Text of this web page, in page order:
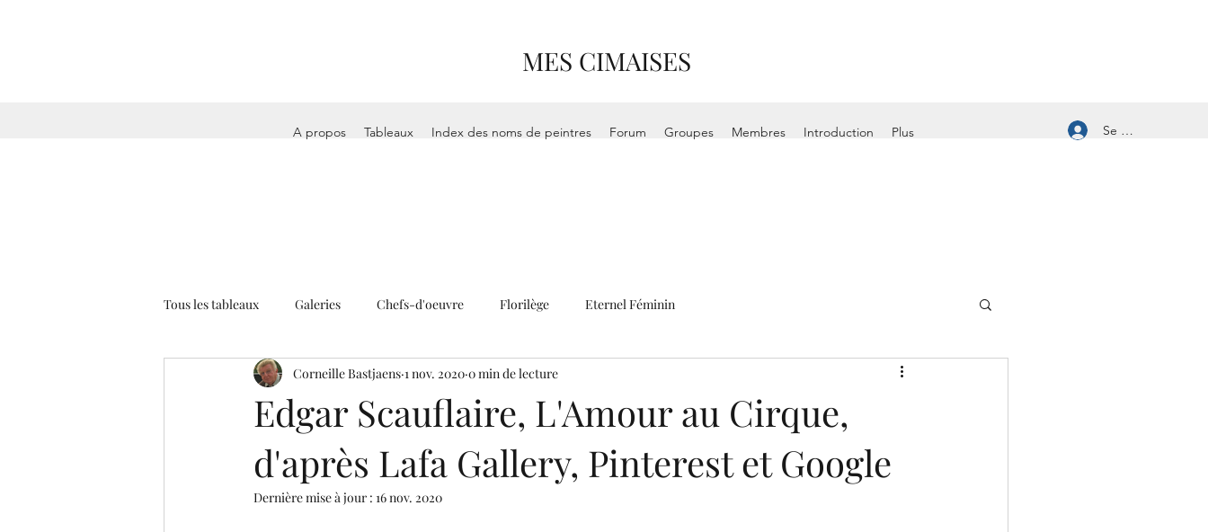
MES CIMAISES
A propos Tableaux Index des noms de peintres Forum Groupes Membres Introduction Plus Se connecter
Tous les tableaux Galeries Chefs-d'oeuvre Florilège Eternel Féminin
Edgar Scauflaire, L'Amour au Cirque,
d'après Lafa Gallery, Pinterest et Google
Corneille Bastjaens 1 nov. 2020 0 min de lecture
Dernière mise à jour : 16 nov. 2020